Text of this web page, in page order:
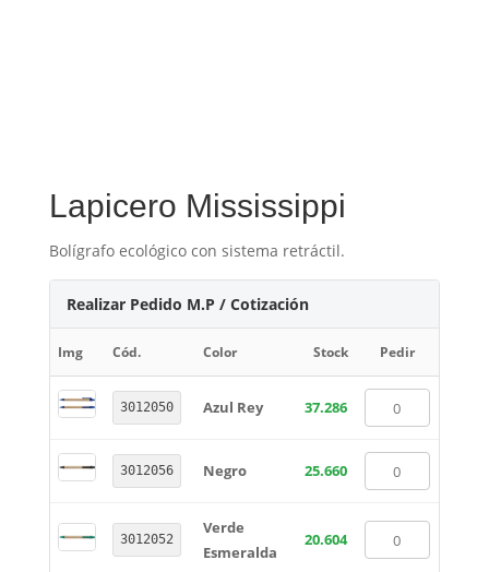
Lapicero Mississippi
Bolígrafo ecológico con sistema retráctil.
Realizar Pedido M.P / Cotización
Img Cód. Color Stock Pedir
3012050 Azul Rey 37.286
3012056 Negro 25.660
3012052
Verde
Esmeralda
20.604